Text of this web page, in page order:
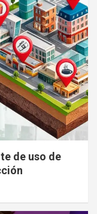
de uso de